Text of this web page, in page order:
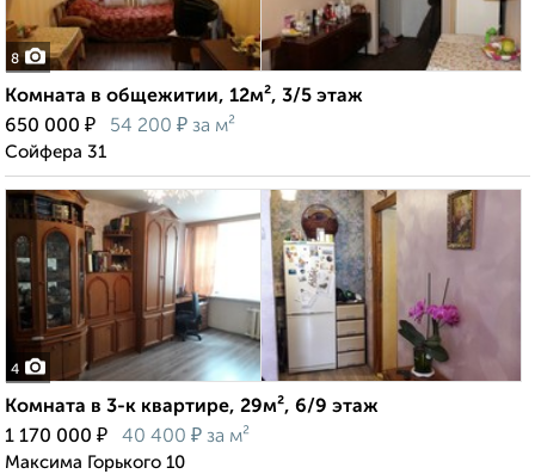
8
Комната в общежитии, 12м², 3/5 этаж
650 000 ₽ 54 200 ₽ за м²
Сойфера 31
4
Комната в 3-к квартире, 29м², 6/9 этаж
1 170 000 ₽ 40 400 ₽ за м²
Максима Горького 10